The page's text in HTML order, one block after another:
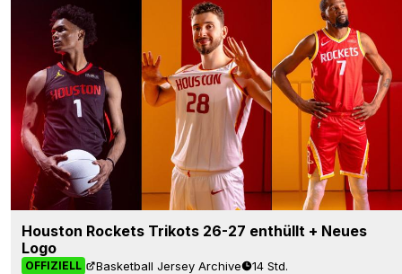
Houston Rockets Trikots 26-27 enthüllt + Neues
Logo
OFFIZIELL Basketball Jersey Archive 14 Std.